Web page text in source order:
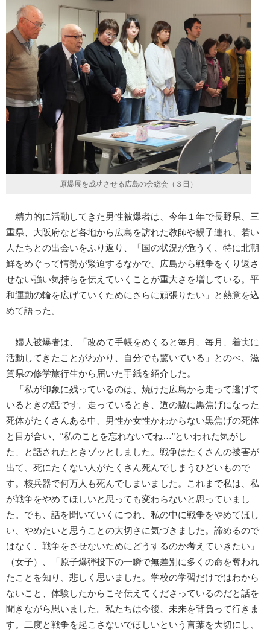
原爆展を成功させる広島の会総会（３日）
精力的に活動してきた男性被爆者は、今年１年で長野県、三
重県、大阪府など各地から広島を訪れた教師や親子連れ、若い
人たちとの出会いをふり返り、「国の状況が危うく、特に北朝
鮮をめぐって情勢が緊迫するなかで、広島から戦争をくり返さ
せない強い気持ちを伝えていくことが重大さを増している。平
和運動の輪を広げていくためにさらに頑張りたい」と熱意を込
めて語った。
婦人被爆者は、「改めて手帳をめくると毎月、毎月、着実に
活動してきたことがわかり、自分でも驚いている」とのべ、滋
賀県の修学旅行生から届いた手紙を紹介した。
「私が印象に残っているのは、焼けた広島から走って逃げて
いるときの話です。走っているとき、道の脇に黒焦げになった
死体がたくさんある中、男性か女性かわからない黒焦げの死体
と目が合い、“私のことを忘れないでね…”といわれた気がし
た、と話されたときゾッとしました。戦争はたくさんの被害が
出て、死にたくない人がたくさん死んでしまうひどいもので
す。核兵器で何万人も死んでしまいました。これまで私は、私
が戦争をやめてほしいと思っても変わらないと思っていまし
た。でも、話を聞いていくにつれ、私の中に戦争をやめてほし
い、やめたいと思うことの大切さに気づきました。諦めるので
はなく、戦争をさせないためにどうするのか考えていきたい」
（女子）、「原子爆弾投下の一瞬で無差別に多くの命を奪われ
たことを知り、悲しく思いました。学校の学習だけではわから
ないこと、体験したからこそ伝えてくださっているのだと話を
聞きながら思いました。私たちは今後、未来を背負って行きま
す。二度と戦争を起こさないでほしいという言葉を大切にし、